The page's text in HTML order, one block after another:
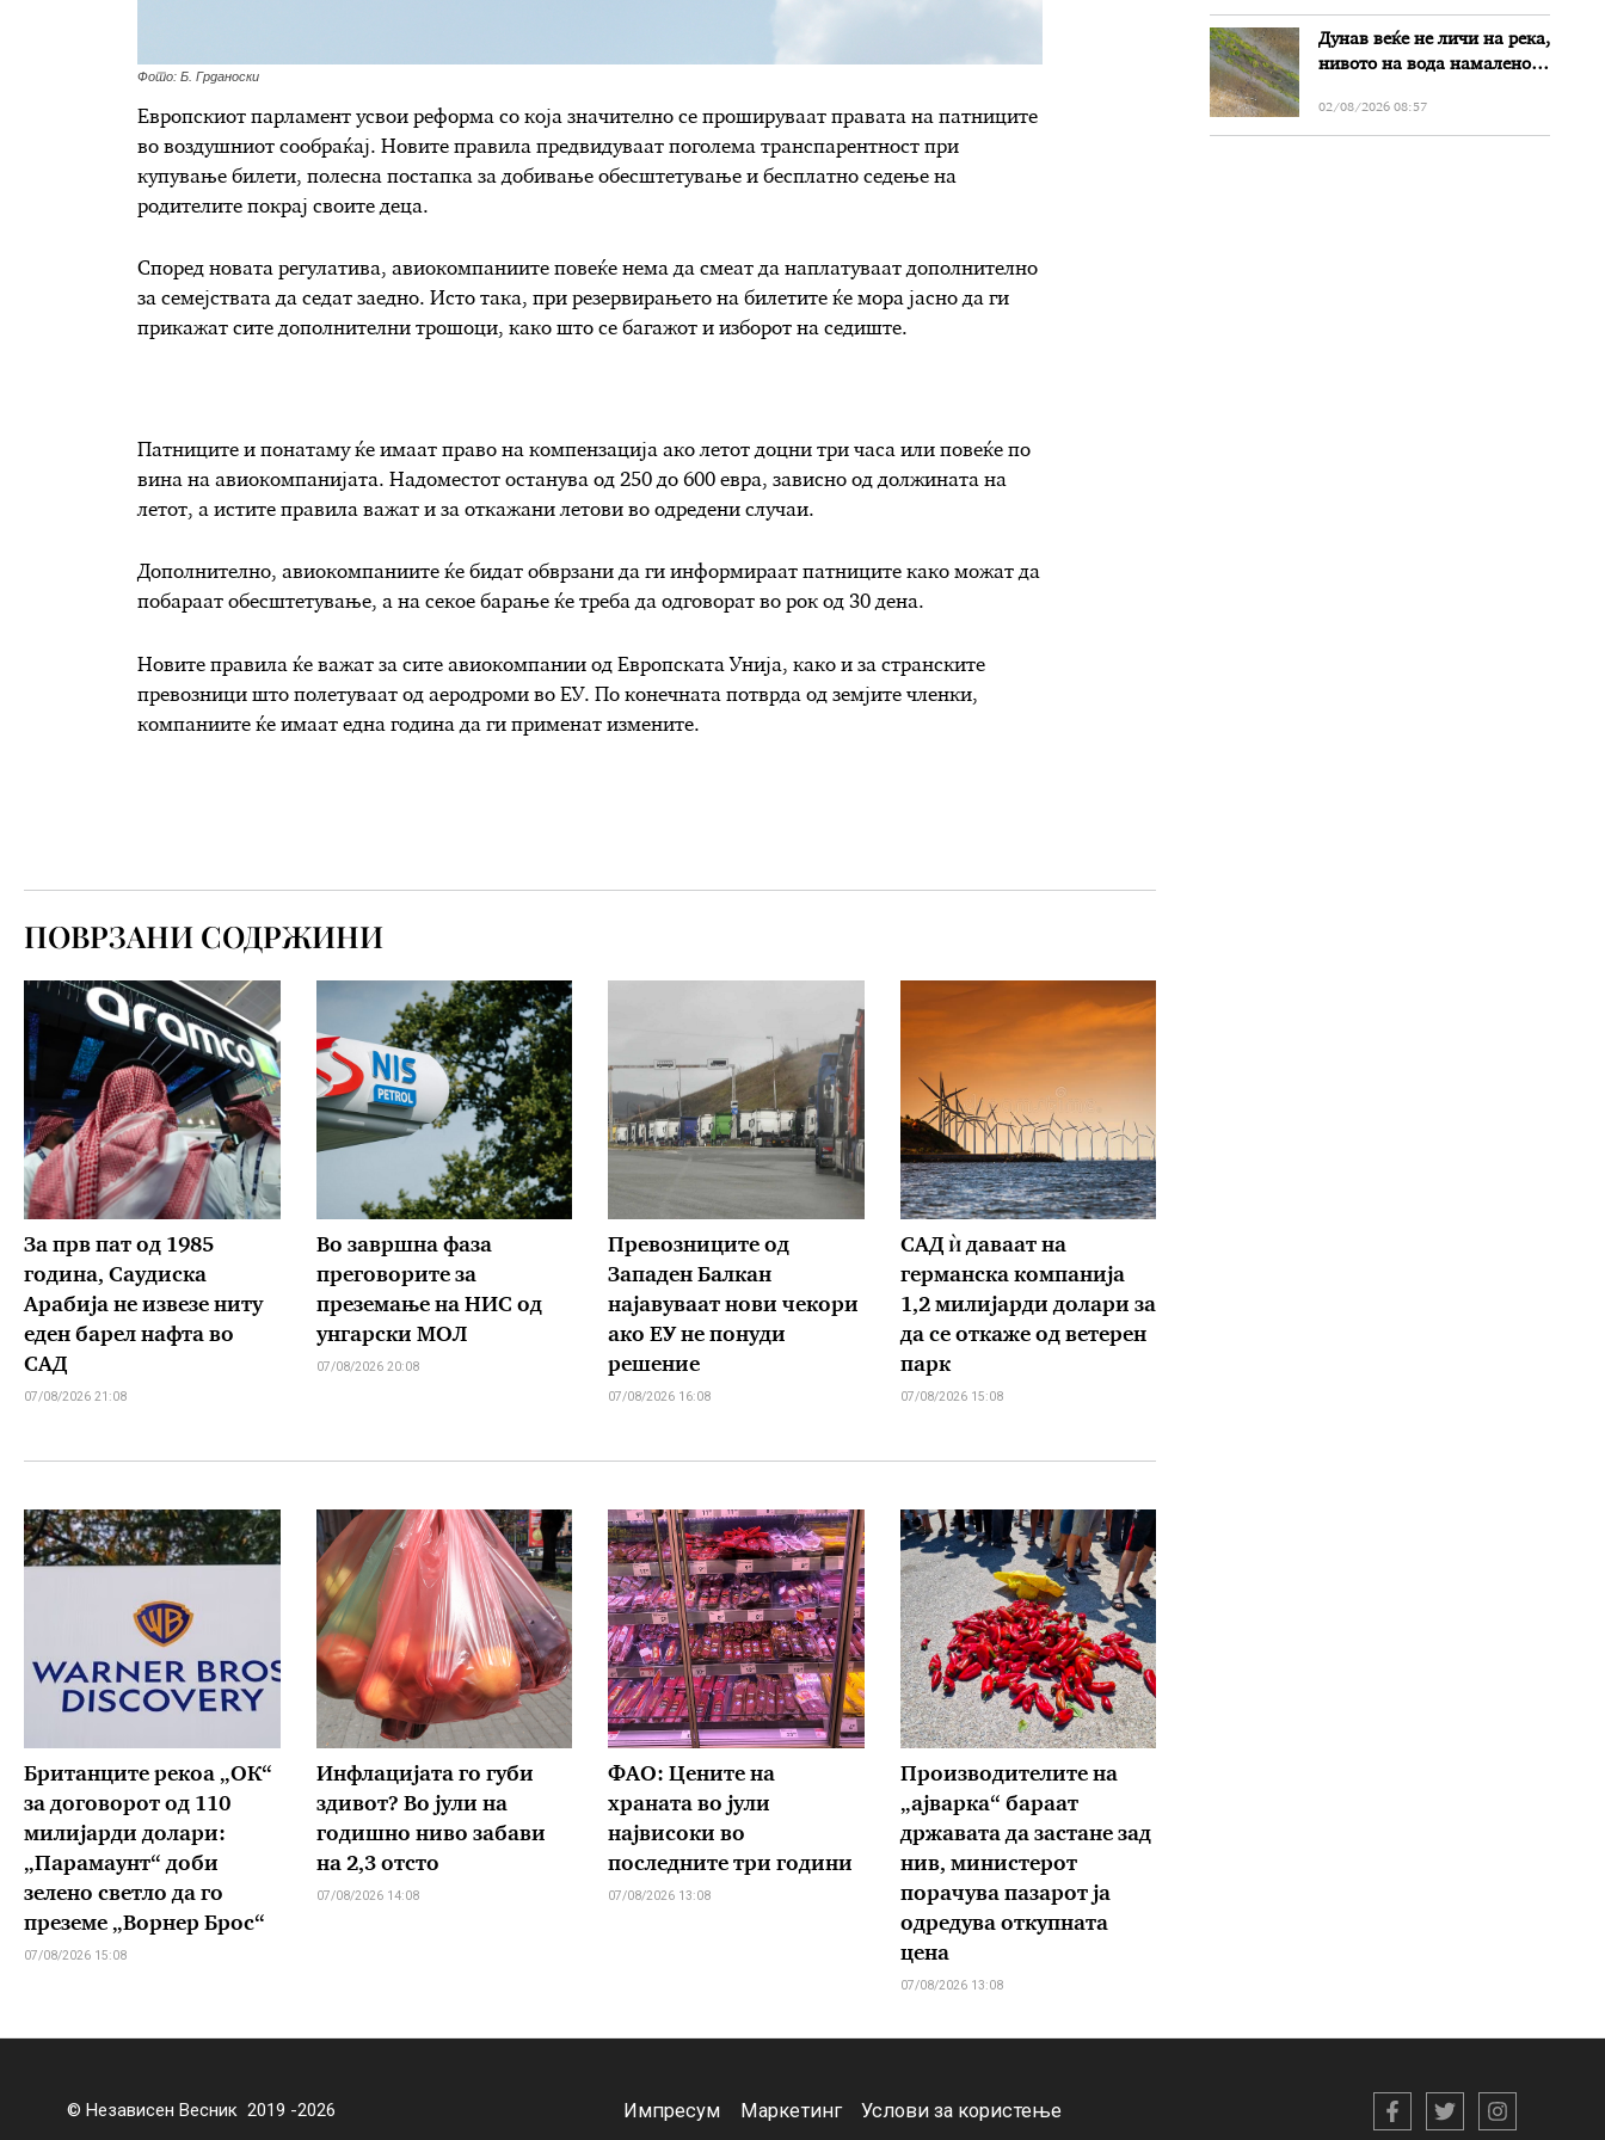
Фото: Б. Грданоски
Европскиот парламент усвои реформа со која значително се прошируваат правата на патниците
во воздушниот сообраќај. Новите правила предвидуваат поголема транспарентност при
купување билети, полесна постапка за добивање обесштетување и бесплатно седење на
родителите покрај своите деца.
Според новата регулатива, авиокомпаниите повеќе нема да смеат да наплатуваат дополнително
за семејствата да седат заедно. Исто така, при резервирањето на билетите ќе мора јасно да ги
прикажат сите дополнителни трошоци, како што се багажот и изборот на седиште.
Патниците и понатаму ќе имаат право на компензација ако летот доцни три часа или повеќе по
вина на авиокомпанијата. Надоместот останува од 250 до 600 евра, зависно од должината на
летот, а истите правила важат и за откажани летови во одредени случаи.
Дополнително, авиокомпаниите ќе бидат обврзани да ги информираат патниците како можат да
побараат обесштетување, а на секое барање ќе треба да одговорат во рок од 30 дена.
Новите правила ќе важат за сите авиокомпании од Европската Унија, како и за странските
превозници што полетуваат од аеродроми во ЕУ. По конечната потврда од земјите членки,
компаниите ќе имаат една година да ги применат измените.
ПОВРЗАНИ СОДРЖИНИ
За прв пат од 1985
година, Саудиска
Арабија не извезе ниту
еден барел нафта во
САД
07/08/2026 21:08
Во завршна фаза
преговорите за
преземање на НИС од
унгарски МОЛ
07/08/2026 20:08
Превозниците од
Западен Балкан
најавуваат нови чекори
ако ЕУ не понуди
решение
07/08/2026 16:08
САД ѝ даваат на
германска компанија
1,2 милијарди долари за
да се откаже од ветерен
парк
07/08/2026 15:08
Британците рекоа „ОК“
за договорот од 110
милијарди долари:
„Парамаунт“ доби
зелено светло да го
преземе „Ворнер Брос“
07/08/2026 15:08
Инфлацијата го губи
здивот? Во јули на
годишно ниво забави
на 2,3 отсто
07/08/2026 14:08
ФАО: Цените на
храната во јули
највисоки во
последните три години
07/08/2026 13:08
Производителите на
„ајварка“ бараат
државата да застане зад
нив, министерот
порачува пазарот ја
одредува откупната
цена
07/08/2026 13:08
Дунав веќе не личи на река,
нивото на вода намалено
Бугарија
02/08/2026 08:57
© Независен Весник 2019 -2026 Импресум Маркетинг Услови за користење